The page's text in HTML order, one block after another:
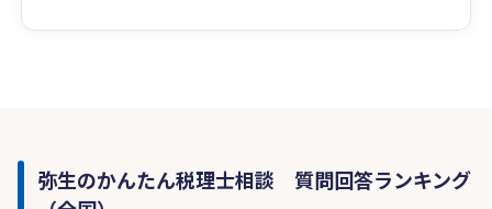
・碧海信用金庫
・日本生命保険相互会社
・株式会社ＦＰＧ
弥生のかんたん税理士相談 質問回答ランキング